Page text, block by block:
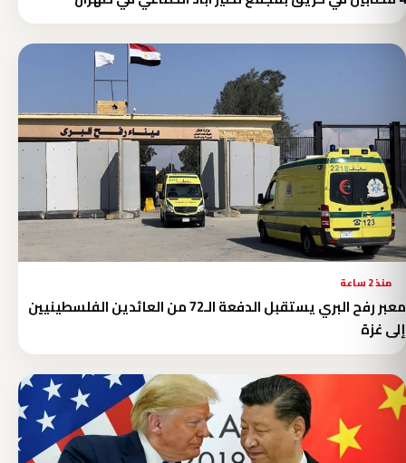
منذ 2 ساعة
معبر رفح البري يستقبل الدفعة الـ72 من العائدين الفلسطينيين
إلى غزة